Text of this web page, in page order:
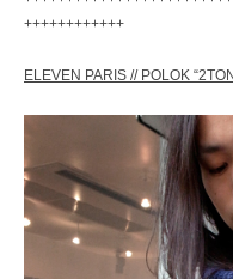
++++++++++++
ELEVEN PARIS // POLOK